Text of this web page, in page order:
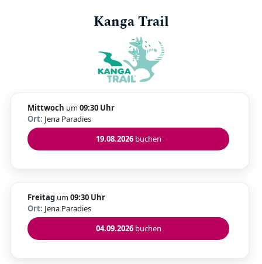
Kanga Trail
Mittwoch um09:30 Uhr
Ort: Jena Paradies
19.08.2026buchen
Freitag um09:30 Uhr
Ort: Jena Paradies
04.09.2026buchen